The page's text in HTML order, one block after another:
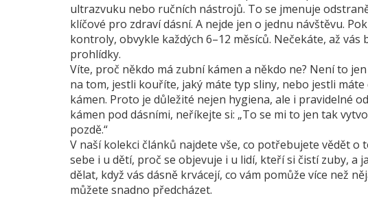
ultrazvuku nebo ručních nástrojů. To se jmenuje
klíčové pro zdraví dásní. A nejde jen o jednu návštěvu.
kontroly, obvykle každých 6–12 měsíců. Nečekáte, až
prohlídky.
Víte, proč někdo má zubní kámen a někdo ne? Není to
na tom, jestli kouříte, jaký máte typ sliny, nebo jestli
kámen. Proto je důležité nejen hygiena, ale i pravidelné
kámen pod dásními, neříkejte si: „To se mi to jen tak
pozdě.“
V naší kolekci článků najdete vše, co potřebujete vědět
sebe i u dětí, proč se objevuje i u lidí, kteří si čistí zuby, a
dělat, když vás dásně krvácejí, co vám pomůže více než
můžete snadno předcházet.